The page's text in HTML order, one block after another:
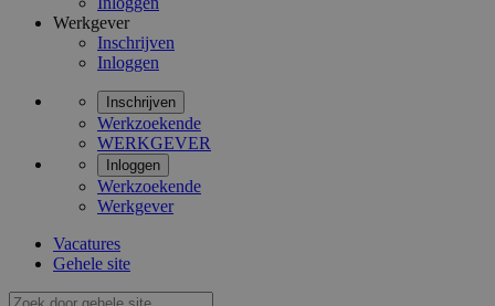
Werkgever
Inschrijven
Inloggen
Inschrijven
Werkzoekende
WERKGEVER
Inloggen
Werkzoekende
Werkgever
Vacatures
Gehele site